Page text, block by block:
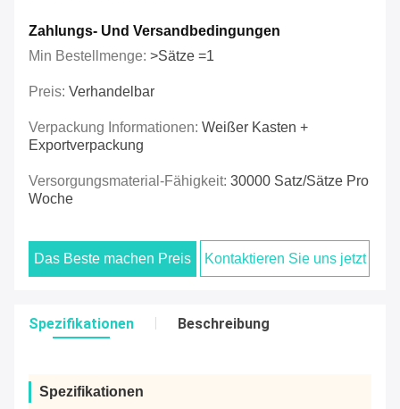
Zahlungs- Und Versandbedingungen
Min Bestellmenge: >Sätze =1
Preis: Verhandelbar
Verpackung Informationen: Weißer Kasten +
Exportverpackung
Versorgungsmaterial-Fähigkeit: 30000 Satz/Sätze Pro
Woche
Das Beste machen Preis Kontaktieren Sie uns jetzt
Spezifikationen Beschreibung
Spezifikationen